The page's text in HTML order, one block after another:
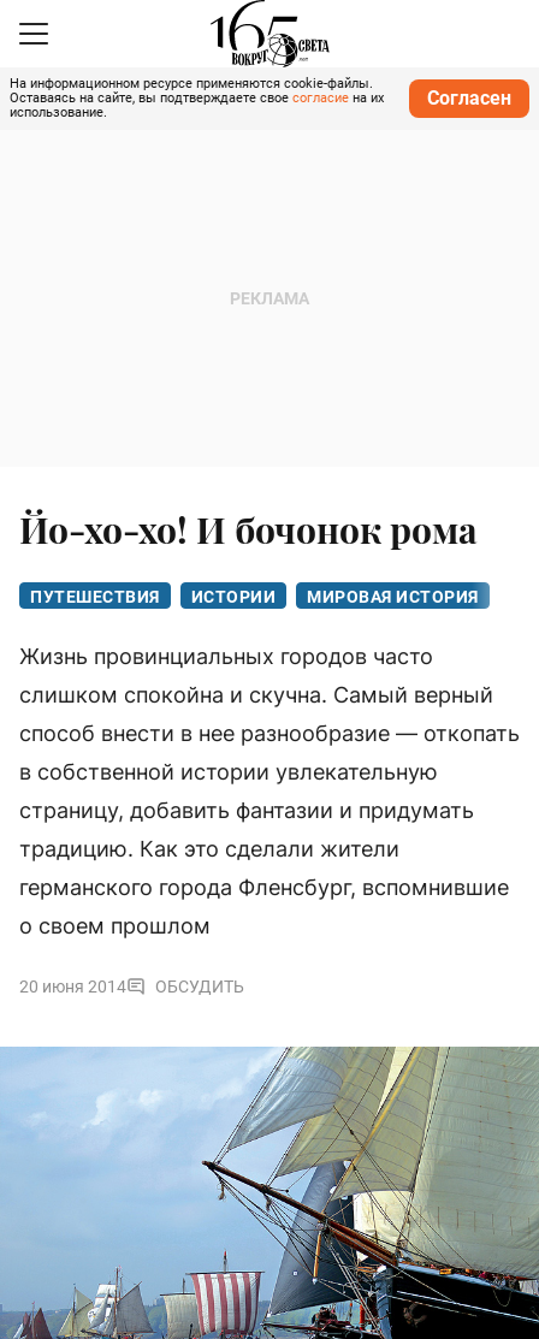
На информационном ресурсе применяются cookie-файлы.
Оставаясь на сайте, вы подтверждаете свое согласие на их
использование.
Согласен
Йо-хо-хо! И бочонок рома
ПУТЕШЕСТВИЯ ИСТОРИИ МИРОВАЯ ИСТОРИЯ
Жизнь провинциальных городов часто
слишком спокойна и скучна. Самый верный
способ внести в нее разнообразие — откопать
в собственной истории увлекательную
страницу, добавить фантазии и придумать
традицию. Как это сделали жители
германского города Фленсбург, вспомнившие
о своем прошлом
20 июня 2014 ОБСУДИТЬ